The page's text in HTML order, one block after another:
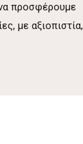
προσφέρουμε
με αξιοπιστία,